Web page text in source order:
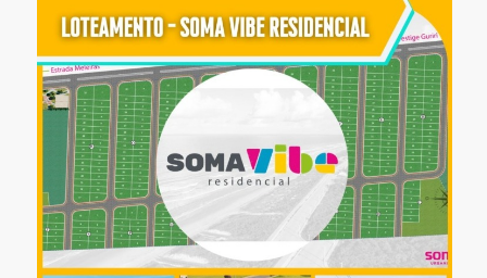
Lançamento em Guriri! Loteamento Soma Vibe
Residencial